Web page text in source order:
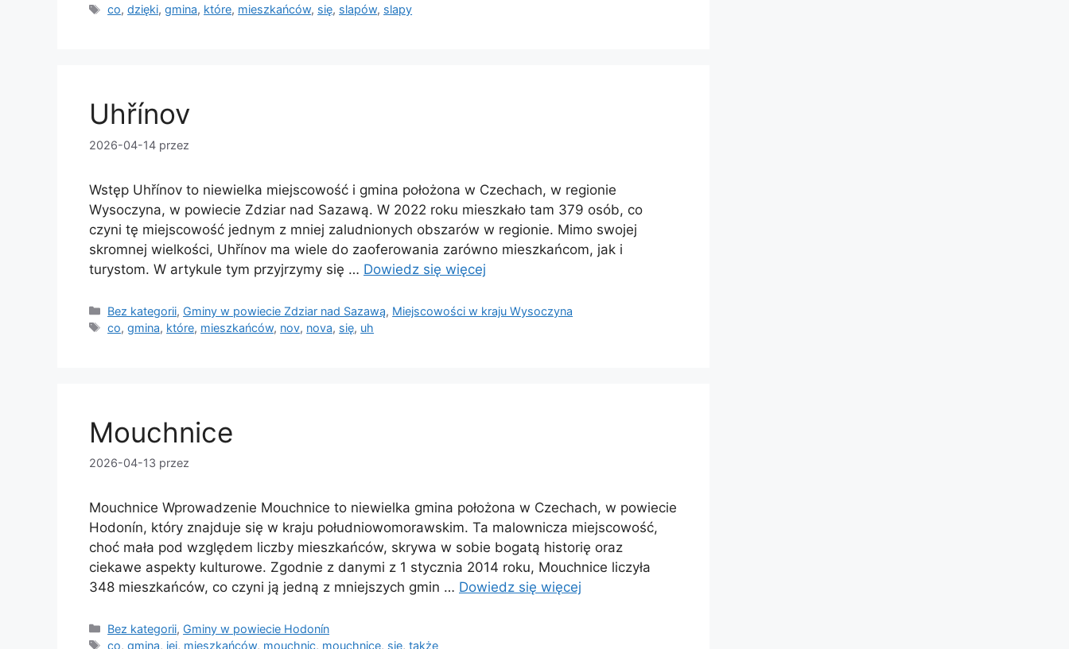
Tagi
co,dzięki,gmina, które, mieszkańców, się, slapów, slapy
Uhřínov
2026-04-14 przez
Wstęp Uhřínov to niewielka miejscowość i gmina położona w Czechach, w regionie
Wysoczyna, w powiecie Zdziar nad Sazawą. W 2022 roku mieszkało tam 379 osób, co
czyni tę miejscowość jednym z mniej zaludnionych obszarów w regionie. Mimo swojej
skromnej wielkości, Uhřínov ma wiele do zaoferowania zarówno mieszkańcom, jak i
turystom. W artykule tym przyjrzymy się … Dowiedz się więcej
Kategorie
Bez kategorii, Gminy w powiecie Zdziar nad Sazawą, Miejscowości w kraju Wysoczyna
Tagi
co,gmina, które, mieszkańców, nov, nova, się, uh
Mouchnice
2026-04-13 przez
Mouchnice Wprowadzenie Mouchnice to niewielka gmina położona w Czechach, w powiecie
Hodonín, który znajduje się w kraju południowomorawskim. Ta malownicza miejscowość,
choć mała pod względem liczby mieszkańców, skrywa w sobie bogatą historię oraz
ciekawe aspekty kulturowe. Zgodnie z danymi z 1 stycznia 2014 roku, Mouchnice liczyła
348 mieszkańców, co czyni ją jedną z mniejszych gmin … Dowiedz się więcej
Kategorie
Bez kategorii, Gminy w powiecie Hodonín
Tagi
co,gmina, jej, mieszkańców, mouchnic, mouchnice, się,także